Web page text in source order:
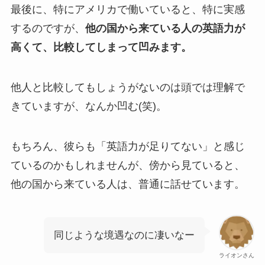
最後に、特にアメリカで働いていると、特に実感
するのですが、 他の国から来ている人の英語力が
高くて、比較してしまって凹みます。
他人と比較してもしょうがないのは頭では理解で
きていますが、なんか凹む(笑)。
もちろん、彼らも「英語力が足りてない」と感じ
ているのかもしれませんが、傍から見ていると、
他の国から来ている人は、普通に話せています。
ライオンさん
同じような境遇なのに凄いなー